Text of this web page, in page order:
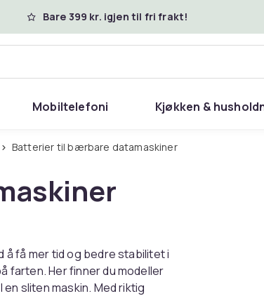
Bare 399 kr. igjen til fri frakt!
Mobiltelefoni Kjøkken &
Batterier til bærbare datamaskiner
få mer tid og bedre stabilitet i
farten. Her finner du modeller
sliten maskin. Med riktig